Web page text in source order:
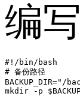
编
#!/bin/bash
# 备份路径
BACKUP_DIR="/
mkdir -p